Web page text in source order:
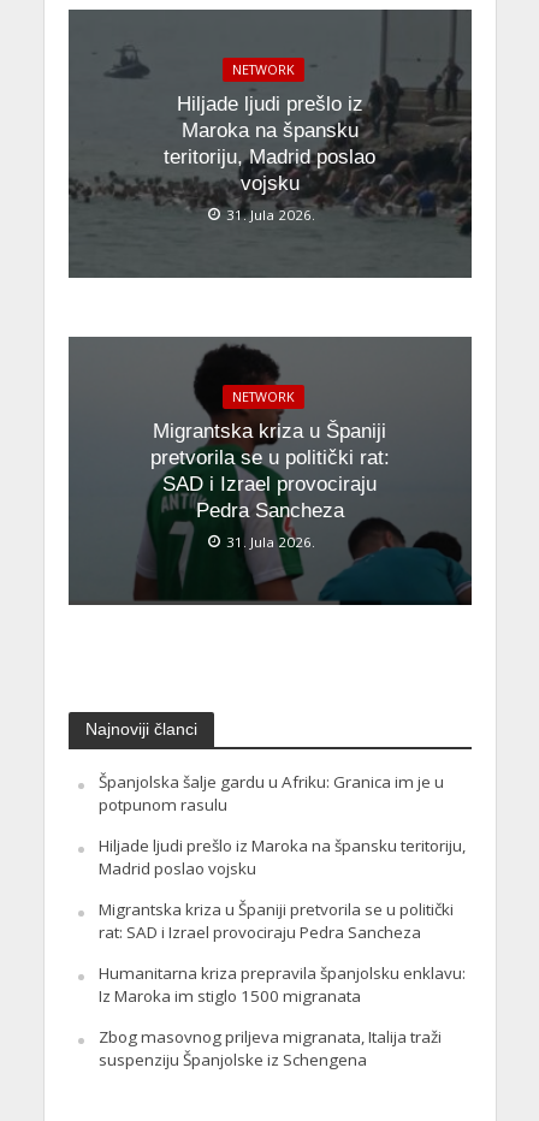
NETWORK
Hiljade ljudi prešlo iz
Maroka na špansku
teritoriju, Madrid poslao
vojsku
31. Jula 2026.
NETWORK
Migrantska kriza u Španiji
pretvorila se u politički rat:
SAD i Izrael provociraju
Pedra Sancheza
31. Jula 2026.
Najnoviji članci
Španjolska šalje gardu u Afriku: Granica im je u
potpunom rasulu
Hiljade ljudi prešlo iz Maroka na špansku teritoriju,
Madrid poslao vojsku
Migrantska kriza u Španiji pretvorila se u politički
rat: SAD i Izrael provociraju Pedra Sancheza
Humanitarna kriza prepravila španjolsku enklavu:
Iz Maroka im stiglo 1500 migranata
Zbog masovnog priljeva migranata, Italija traži
suspenziju Španjolske iz Schengena